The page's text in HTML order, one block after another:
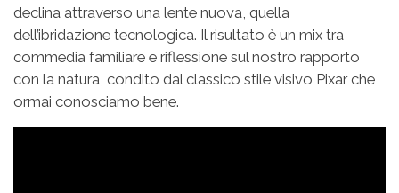
declina attraverso una lente nuova, quella
dell’ibridazione tecnologica. Il risultato è un mix tra
commedia familiare e riflessione sul nostro rapporto
con la natura, condito dal classico stile visivo Pixar che
ormai conosciamo bene.